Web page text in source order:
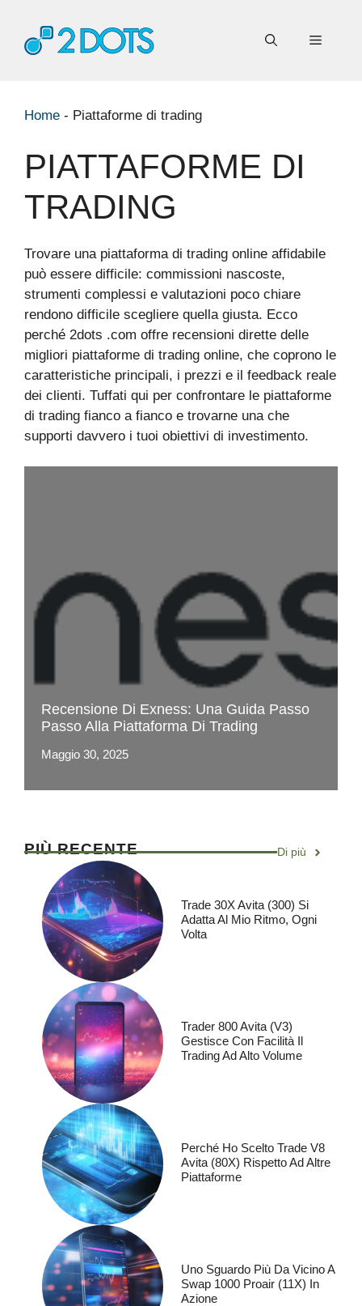
contenuto
Menu
Home - Piattaforme di trading
PIATTAFORME DI
TRADING
Trovare una piattaforma di trading online affidabile
può essere difficile: commissioni nascoste,
strumenti complessi e valutazioni poco chiare
rendono difficile scegliere quella giusta. Ecco
perché 2dots .com offre recensioni dirette delle
migliori piattaforme di trading online, che coprono le
caratteristiche principali, i prezzi e il feedback reale
dei clienti. Tuffati qui per confrontare le piattaforme
di trading fianco a fianco e trovarne una che
supporti davvero i tuoi obiettivi di investimento.
Recensione Di Exness: Una Guida Passo
Passo Alla Piattaforma Di Trading
Maggio 30, 2025
PIÙ RECENTE Di più
Trade 30X Avita (300) Si
Adatta Al Mio Ritmo, Ogni
Volta
Trader 800 Avita (V3)
Gestisce Con Facilità Il
Trading Ad Alto Volume
Perché Ho Scelto Trade V8
Avita (80X) Rispetto Ad Altre
Piattaforme
Uno Sguardo Più Da Vicino A
Swap 1000 Proair (11X) In
Azione